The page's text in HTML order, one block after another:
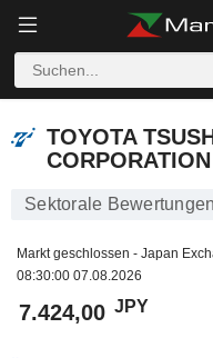
TOYOTA
CORPORATION
Sektorale
Markt geschlossen - Japan
08:30:00 07.08.2026
7.424,00 JPY